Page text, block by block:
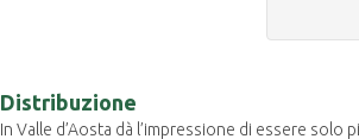
Distribuzione
In Valle d’Aosta dà l’impressione di essere